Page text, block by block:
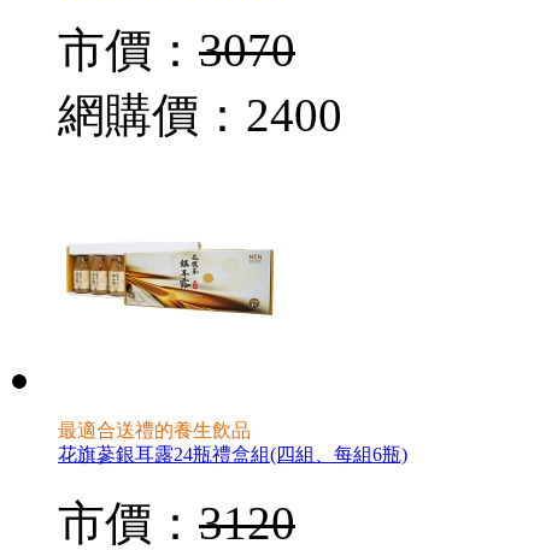
市價： 3070
網購價： 2400
最適合送禮的養生飲品
花旗蔘銀耳露24瓶禮盒組(四組、每組6瓶)
市價： 3120